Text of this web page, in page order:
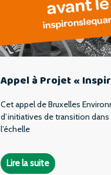
Appel à Projet «
Cet appel de Bruxelles
d’initiatives de transition
l’échelle
Lire la suite